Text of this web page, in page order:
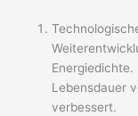
Lebensdauer
verbessert.